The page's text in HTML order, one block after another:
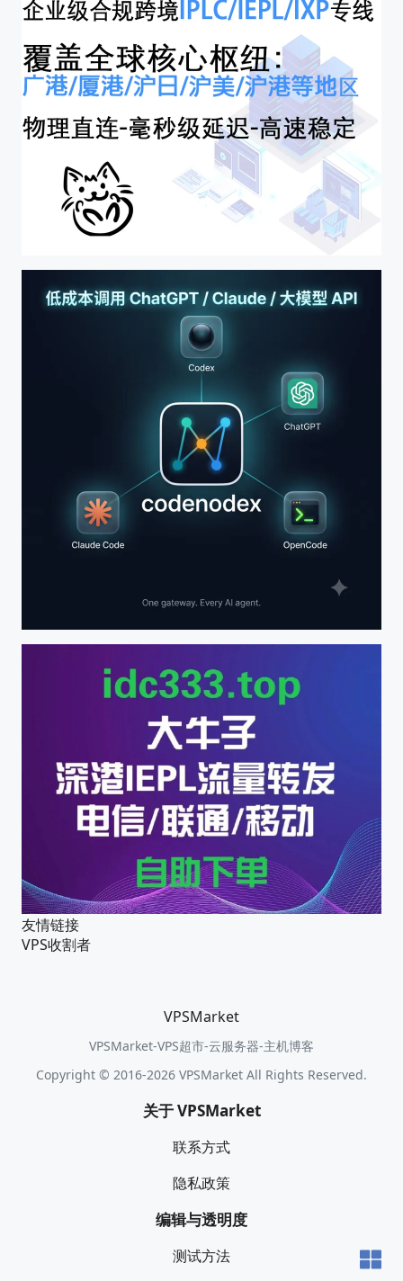
友情链接
VPS收割者
VPSMarket
VPSMarket-VPS超市-云服务器-主机博客
Copyright © 2016-2026 VPSMarket All Rights Reserved.
关于 VPSMarket
联系方式
隐私政策
编辑与透明度
测试方法